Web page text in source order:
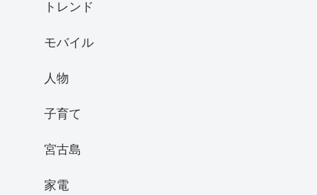
トレンド
モバイル
人物
子育て
宮古島
家電